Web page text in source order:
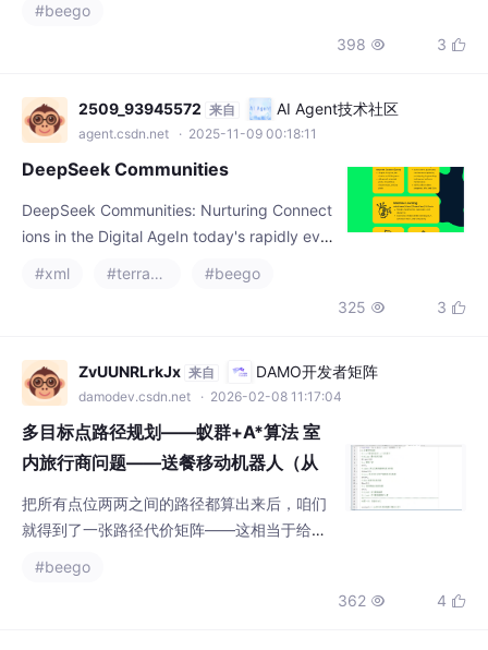
乎可以零开销地替代裸指针，是现代C++中首选的智能指针类型，
尤其适用于资源仅在单一作用域或单一对象内使用的场景。为了从
#beego
398  3 
2509_93945572 来自 AI Agent技术社区
agent.csdn.net · 2025-11-09 00:18:11
DeepSeek Communities
DeepSeek Communities: Nurturing Connect
ions in the Digital AgeIn today's rapidly evol
munity has taken on a new dimension. Dee
#xml #terraform
#beego
325  3 
ZvUUNRLrkJx 来自 DAMO开发者矩阵
damodev.csdn.net · 2026-02-08 11:17:04
多目标点路径规划——蚁群+A*算法 室
内旅行商问题——送餐移动机器人（从
厨房出发到达多个目标点...
把所有点位两两之间的路径都算出来后，咱们
就得到了一张路径代价矩阵——这相当于给后
喱香，送餐机器人小R盯着屏幕上闪烁的八个
#beego
362  4 